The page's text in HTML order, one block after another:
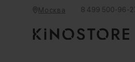
Москва 8 499 500-96-